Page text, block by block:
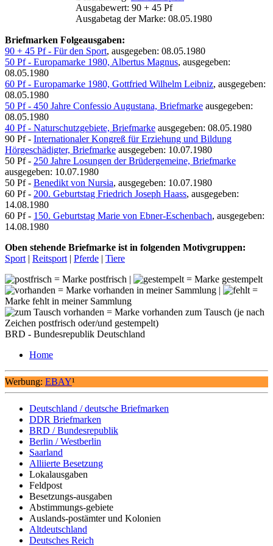
Ausgabewert: 90 + 45 Pf
Ausgabetag der Marke: 08.05.1980
Briefmarken Folgeausgaben:
90 + 45 Pf - Für den Sport, ausgegeben: 08.05.1980
50 Pf - Europamarke 1980, Albertus Magnus, ausgegeben:
08.05.1980
60 Pf - Europamarke 1980, Gottfried Wilhelm Leibniz, ausgegeben:
08.05.1980
50 Pf - 450 Jahre Confessio Augustana, Briefmarke ausgegeben:
08.05.1980
40 Pf - Naturschutzgebiete, Briefmarke ausgegeben: 08.05.1980
90 Pf - Internationaler Kongreß für Erziehung und Bildung
Hörgeschädigter, Briefmarke ausgegeben: 10.07.1980
50 Pf - 250 Jahre Losungen der Brüdergemeine, Briefmarke
ausgegeben: 10.07.1980
50 Pf - Benedikt von Nursia, ausgegeben: 10.07.1980
60 Pf - 200. Geburtstag Friedrich Joseph Haass, ausgegeben:
14.08.1980
60 Pf - 150. Geburtstag Marie von Ebner-Eschenbach, ausgegeben:
14.08.1980
Oben stehende Briefmarke ist in folgenden Motivgruppen:
Sport | Reitsport | Pferde | Tiere
= Marke postfrisch |
= Marke gestempelt
= Marke vorhanden in meiner Sammlung |
=
Marke fehlt in meiner Sammlung
= Marke vorhanden zum Tausch (je nach
Zeichen postfrisch oder/und gestempelt)
BRD - Bundesrepublik Deutschland
Home
Werbung: EBAY¹
Deutschland / deutsche Briefmarken
DDR Briefmarken
BRD / Bundesrepublik
Berlin / Westberlin
Saarland
Alliierte Besetzung
Lokalausgaben
Feldpost
Besetzungs-ausgaben
Abstimmungs-gebiete
Auslands-postämter und Kolonien
Altdeutschland
Deutsches Reich